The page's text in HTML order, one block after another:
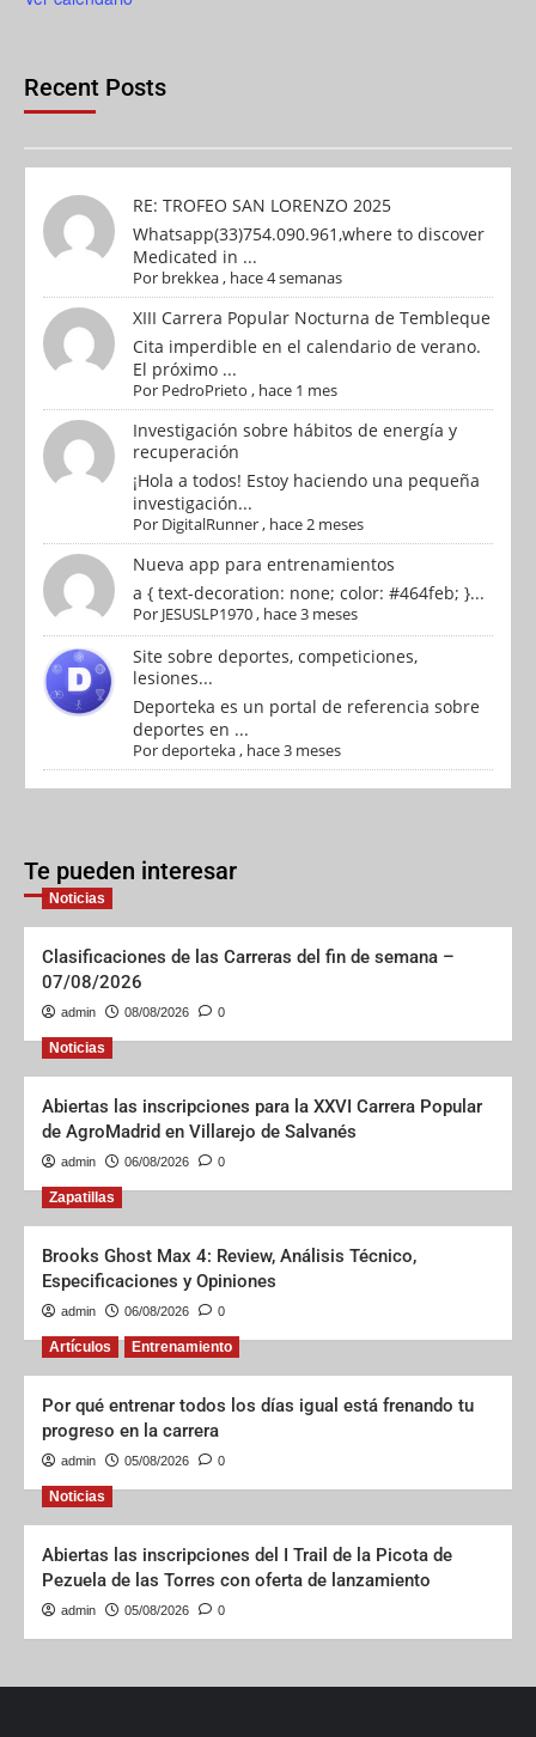
Recent Posts
RE: TROFEO SAN LORENZO 2025
Whatsapp(33)754.090.961,where to discover
Medicated in ...
Por brekkea, hace 4 semanas
XIII Carrera Popular Nocturna de Tembleque
Cita imperdible en el calendario de verano.
El próximo ...
Por PedroPrieto , hace 1 mes
Investigación sobre hábitos de energía y
recuperación
¡Hola a todos! Estoy haciendo una pequeña
investigación...
Por DigitalRunner, hace 2 meses
Nueva app para entrenamientos
a { text-decoration: none; color: #464feb; }...
Por JESUSLP1970, hace 3 meses
Site sobre deportes, competiciones,
lesiones...
Deporteka es un portal de referencia sobre
deportes en ...
Pordeporteka , hace 3 meses
Te pueden interesar
Noticias
Clasificaciones de las Carreras del fin de semana –
07/08/2026
admin 08/08/2026 0
Noticias
Abiertas las inscripciones para la XXVI Carrera Popular
de AgroMadrid en Villarejo de Salvanés
admin 06/08/2026 0
Zapatillas
Brooks Ghost Max 4: Review, Análisis Técnico,
Especificaciones y Opiniones
admin 06/08/2026 0
Artículos Entrenamiento
Por qué entrenar todos los días igual está frenando tu
progreso en la carrera
admin 05/08/2026 0
Noticias
Abiertas las inscripciones del I Trail de la Picota de
Pezuela de las Torres con oferta de lanzamiento
admin 05/08/2026 0